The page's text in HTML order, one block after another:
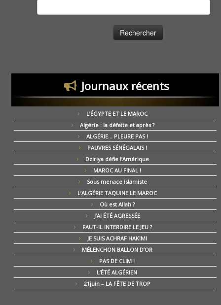
Journaux récents
L’ÉGYPTE ET LE MAROC
Algérie : la défaite et après ?
ALGÉRIE… PLEURE PAS !
PAUVRES SÉNÉGALAIS !
Dziriya défie l’Amérique
MAROC AU FINAL !
Sous menace islamiste
L’ALGÉRIE TAQUINE LE MAROC
Où est Allah ?
J’AI ÉTÉ AGRESSÉE
FAUT-IL INTERDIRE LE JEU ?
JE SUIS ACHRAF HAKIMI
MÉLENCHON BALLON D’OR
PAS DE CLIM !
L’ÉTÉ ALGÉRIEN
21juin – LA FÊTE DE TROP